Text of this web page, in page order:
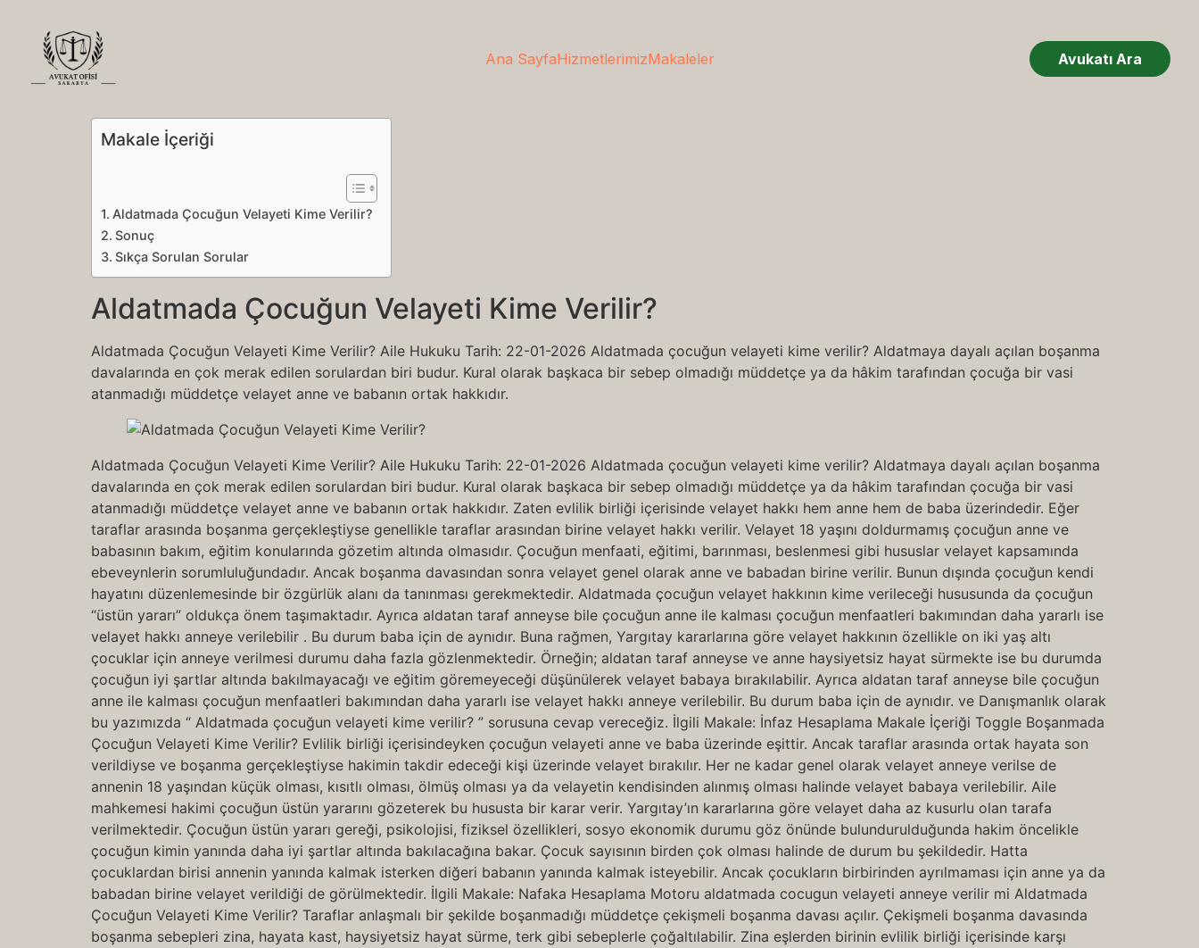
Ana SayfaHizmetlerimizMakaleler Avukatı Ara
Makale İçeriği
Aldatmada Çocuğun Velayeti Kime Verilir?
Sonuç
Sıkça Sorulan Sorular
Aldatmada Çocuğun Velayeti Kime Verilir?
Aldatmada Çocuğun Velayeti Kime Verilir? Aile Hukuku Tarih: 22-01-2026 Aldatmada çocuğun velayeti kime verilir? Aldatmaya dayalı açılan boşanma
davalarında en çok merak edilen sorulardan biri budur. Kural olarak başkaca bir sebep olmadığı müddetçe ya da hâkim tarafından çocuğa bir vasi
atanmadığı müddetçe velayet anne ve babanın ortak hakkıdır.
Aldatmada Çocuğun Velayeti Kime Verilir? Aile Hukuku Tarih: 22-01-2026 Aldatmada çocuğun velayeti kime verilir? Aldatmaya dayalı açılan boşanma
davalarında en çok merak edilen sorulardan biri budur. Kural olarak başkaca bir sebep olmadığı müddetçe ya da hâkim tarafından çocuğa bir vasi
atanmadığı müddetçe velayet anne ve babanın ortak hakkıdır. Zaten evlilik birliği içerisinde velayet hakkı hem anne hem de baba üzerindedir. Eğer
taraflar arasında boşanma gerçekleştiyse genellikle taraflar arasından birine velayet hakkı verilir. Velayet 18 yaşını doldurmamış çocuğun anne ve
babasının bakım, eğitim konularında gözetim altında olmasıdır. Çocuğun menfaati, eğitimi, barınması, beslenmesi gibi hususlar velayet kapsamında
ebeveynlerin sorumluluğundadır. Ancak boşanma davasından sonra velayet genel olarak anne ve babadan birine verilir. Bunun dışında çocuğun kendi
hayatını düzenlemesinde bir özgürlük alanı da tanınması gerekmektedir. Aldatmada çocuğun velayet hakkının kime verileceği hususunda da çocuğun
“üstün yararı” oldukça önem taşımaktadır. Ayrıca aldatan taraf anneyse bile çocuğun anne ile kalması çocuğun menfaatleri bakımından daha yararlı ise
velayet hakkı anneye verilebilir . Bu durum baba için de aynıdır. Buna rağmen, Yargıtay kararlarına göre velayet hakkının özellikle on iki yaş altı
çocuklar için anneye verilmesi durumu daha fazla gözlenmektedir. Örneğin; aldatan taraf anneyse ve anne haysiyetsiz hayat sürmekte ise bu durumda
çocuğun iyi şartlar altında bakılmayacağı ve eğitim göremeyeceği düşünülerek velayet babaya bırakılabilir. Ayrıca aldatan taraf anneyse bile çocuğun
anne ile kalması çocuğun menfaatleri bakımından daha yararlı ise velayet hakkı anneye verilebilir. Bu durum baba için de aynıdır. ve Danışmanlık olarak
bu yazımızda “ Aldatmada çocuğun velayeti kime verilir? ” sorusuna cevap vereceğiz. İlgili Makale: İnfaz Hesaplama Makale İçeriği Toggle Boşanmada
Çocuğun Velayeti Kime Verilir? Evlilik birliği içerisindeyken çocuğun velayeti anne ve baba üzerinde eşittir. Ancak taraflar arasında ortak hayata son
verildiyse ve boşanma gerçekleştiyse hakimin takdir edeceği kişi üzerinde velayet bırakılır. Her ne kadar genel olarak velayet anneye verilse de
annenin 18 yaşından küçük olması, kısıtlı olması, ölmüş olması ya da velayetin kendisinden alınmış olması halinde velayet babaya verilebilir. Aile
mahkemesi hakimi çocuğun üstün yararını gözeterek bu hususta bir karar verir. Yargıtay’ın kararlarına göre velayet daha az kusurlu olan tarafa
verilmektedir. Çocuğun üstün yararı gereği, psikolojisi, fiziksel özellikleri, sosyo ekonomik durumu göz önünde bulundurulduğunda hakim öncelikle
çocuğun kimin yanında daha iyi şartlar altında bakılacağına bakar. Çocuk sayısının birden çok olması halinde de durum bu şekildedir. Hatta
çocuklardan birisi annenin yanında kalmak isterken diğeri babanın yanında kalmak isteyebilir. Ancak çocukların birbirinden ayrılmaması için anne ya da
babadan birine velayet verildiği de görülmektedir. İlgili Makale: Nafaka Hesaplama Motoru aldatmada cocugun velayeti anneye verilir mi Aldatmada
Çocuğun Velayeti Kime Verilir? Taraflar anlaşmalı bir şekilde boşanmadığı müddetçe çekişmeli boşanma davası açılır. Çekişmeli boşanma davasında
boşanma sebepleri zina, hayata kast, haysiyetsiz hayat sürme, terk gibi sebeplerle çoğaltılabilir. Zina eşlerden birinin evlilik birliği içerisinde karşı